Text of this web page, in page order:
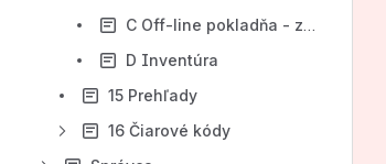
C Off-line pokladňa - zaúčtovanie denných tržieb
D Inventúra
15 Prehľady
16 Čiarové kódy